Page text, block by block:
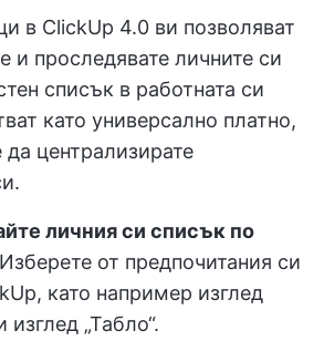
в ClickUp 4.0 ви позволяват
и проследявате личните си
списък в работната си
като универсално платно,
централизирате
личния си списък по
Изберете от предпочитания си
като например изглед
изглед „Табло“.